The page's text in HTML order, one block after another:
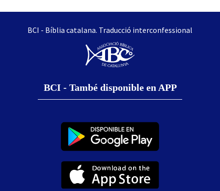
BCI - Bíblia catalana. Traducció interconfessional
BCI - També disponible en APP